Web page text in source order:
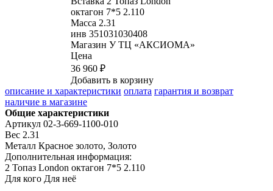
октагон 7*5 2.110
Масса 2.31
инв 351031030408
Магазин У ТЦ «АКСИОМА»
Цена
36 960 ₽
Добавить в корзину
описание и характеристики оплата гарантия и возврат
наличие в магазине
Общие характеристики
Артикул 02-3-669-1100-010
Вес 2.31
Металл Красное золото, Золото
Дополнительная информация:
2 Топаз London октагон 7*5 2.110
Для кого Для неё